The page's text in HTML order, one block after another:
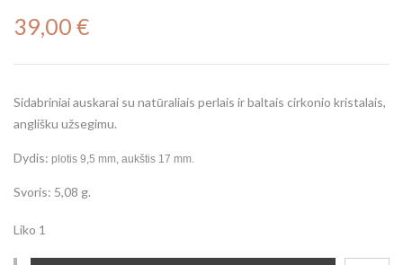
39,00 €
Sidabriniai auskarai su natūraliais perlais ir baltais cirkonio kristalais,
anglišku užsegimu.
Dydis: plotis 9,5 mm, aukštis 17 mm.
Svoris: 5,08 g.
Liko 1